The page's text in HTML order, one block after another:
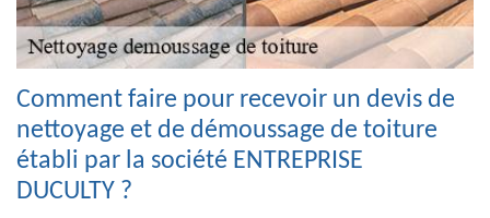
Comment faire pour recevoir un devis de
nettoyage et de démoussage de toiture
établi par la société ENTREPRISE
DUCULTY ?